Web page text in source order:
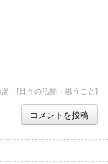
：[日々の活動・思うこと]
コメントを投稿